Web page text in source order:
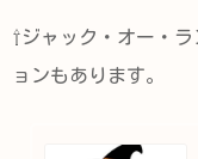
⇧ジャック・オー・
ョンもあります。